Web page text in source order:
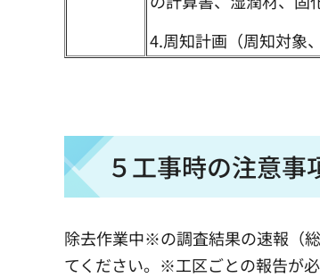
4.周知計画（周知対象
５工事時の注意事
除去作業中※の調査結果の速報（
てください。※工区ごとの報告が